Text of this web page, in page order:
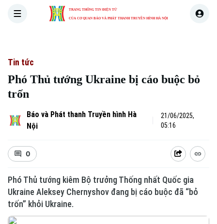
TRANG THÔNG TIN ĐIỆN TỬ
CỦA CƠ QUAN BÁO VÀ PHÁT THANH TRUYỀN HÌNH HÀ NỘI
Tin tức
Phó Thủ tướng Ukraine bị cáo buộc bỏ
trốn
Báo và Phát thanh Truyền hình Hà
Nội
21/06/2025,
05:16
0
Phó Thủ tướng kiêm Bộ trưởng Thống nhất Quốc gia
Ukraine Aleksey Chernyshov đang bị cáo buộc đã “bỏ
trốn” khỏi Ukraine.